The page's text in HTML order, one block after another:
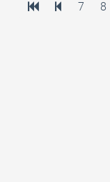
7 8